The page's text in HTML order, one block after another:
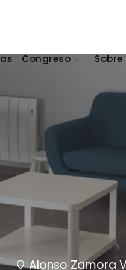
Congreso
Alonso Zamora